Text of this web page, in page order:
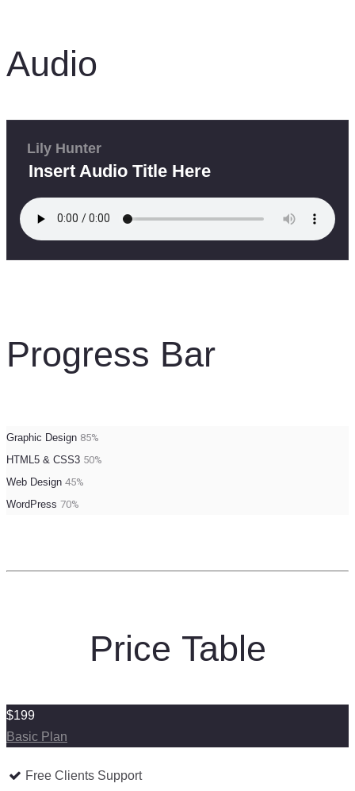
Audio
Lily Hunter
Insert Audio Title Here
Progress Bar
Graphic Design 85%
HTML5 & CSS3 50%
Web Design 45%
WordPress 70%
Price Table
$199
Basic Plan
Free Clients Support